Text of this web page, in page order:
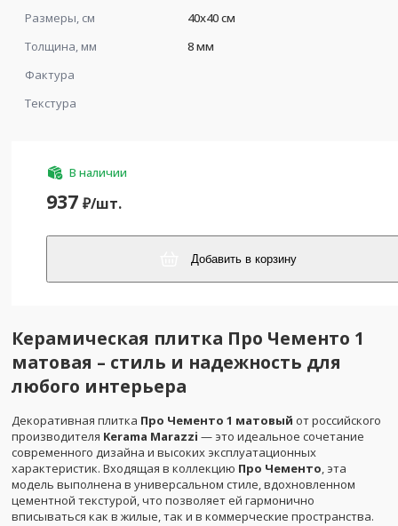
Размеры, см
40x40 см
Толщина, мм
8 мм
Фактура
Текстура
В наличии
937 ₽/шт.
Добавить в корзину
Керамическая плитка Про Чементо 1
матовая – стиль и надежность для
любого интерьера
Декоративная плитка Про Чементо 1 матовый от российского
производителя Kerama Marazzi — это идеальное сочетание
современного дизайна и высоких эксплуатационных
характеристик. Входящая в коллекцию Про Чементо, эта
модель выполнена в универсальном стиле, вдохновленном
цементной текстурой, что позволяет ей гармонично
вписываться как в жилые, так и в коммерческие пространства.